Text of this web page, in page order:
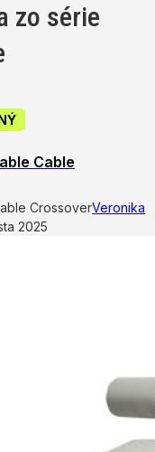
zo série
Cable
CrossoverVeronika
2025